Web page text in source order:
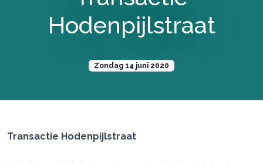
Hodenpijlstraat
Zondag 14 juni 2020
Transactie Hodenpijlstraat